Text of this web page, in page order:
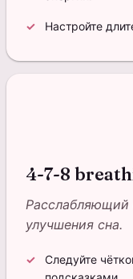
Настройте
4-7-8
Расслабляющий
улучшения сна.
Следуйте